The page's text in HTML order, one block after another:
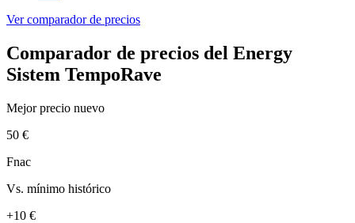
Ver comparador de precios
Comparador de precios del Energy
Sistem TempoRave
Mejor precio nuevo
50 €
Fnac
Vs. mínimo histórico
+10 €